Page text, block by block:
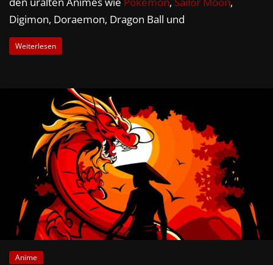
Digimon, Doraemon, Dragon Ball und
Weiterlesen
Anime